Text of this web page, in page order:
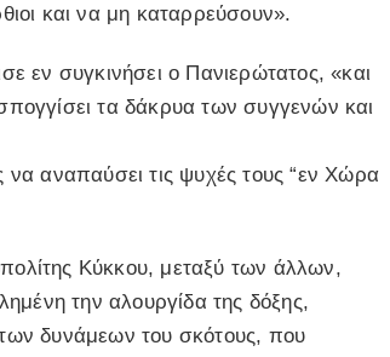
και να μη καταρρεύσουν».
εν συγκινήσει ο Πανιερώτατος, «και
τα δάκρυα των συγγενών και
αναπαύσει τις ψυχές τους “εν Χώρα
Κύκκου, μεταξύ των άλλων,
την αλουργίδα της δόξης,
των δυνάμεων του σκότους, που